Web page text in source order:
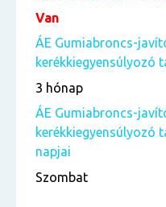
Van
ÁE Gumiabroncs-
kerékkiegyensúlyozó
3 hónap
ÁE Gumiabroncs-
kerékkiegyensúlyozó
napjai
Szombat